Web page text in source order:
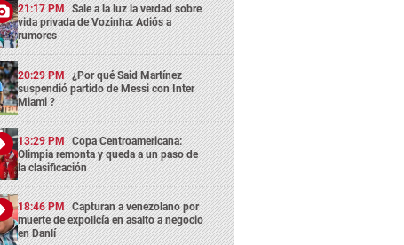
21:17 PM Sale a la luz la verdad sobre
vida privada de Vozinha: Adiós a
rumores
20:29 PM ¿Por qué Said Martínez
suspendió partido de Messi con Inter
Miami ?
13:29 PM Copa Centroamericana:
Olimpia remonta y queda a un paso de
la clasificación
18:46 PM Capturan a venezolano por
muerte de expolicía en asalto a negocio
en Danlí